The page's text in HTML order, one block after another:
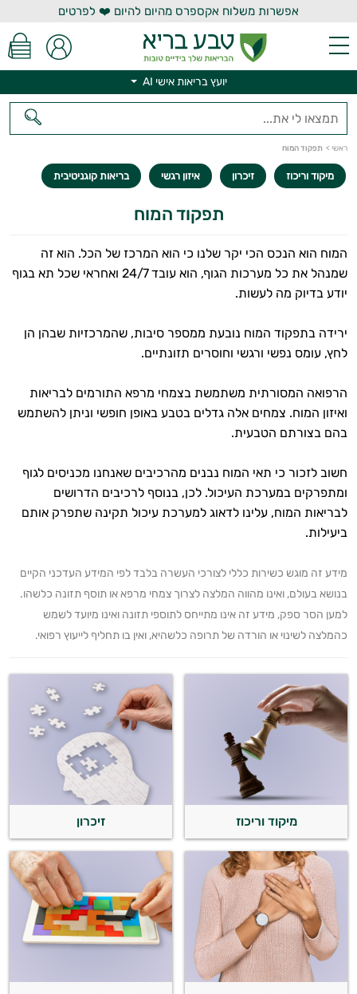
אפשרות משלוח אקספרס מהיום להיום ❤️ לפרטים
יועץ בריאות אישי AI
ראשי > תפקוד המוח
מיקוד וריכוז זיכרון איזון רגשי בריאות קוגניטיבית
תפקוד המוח
המוח הוא הנכס הכי יקר שלנו כי הוא המרכז של הכל. הוא זה
שמנהל את כל מערכות הגוף, הוא עובד 24/7 ואחראי שכל תא בגוף
יודע בדיוק מה לעשות.
ירידה בתפקוד המוח נובעת ממספר סיבות, שהמרכזיות שבהן הן
לחץ, עומס נפשי ורגשי וחוסרים תזונתיים.
הרפואה המסורתית משתמשת בצמחי מרפא התורמים לבריאות
ואיזון המוח. צמחים אלה גדלים בטבע באופן חופשי וניתן להשתמש
בהם בצורתם הטבעית.
חשוב לזכור כי תאי המוח נבנים מהרכיבים שאנחנו מכניסים לגוף
ומתפרקים במערכת העיכול. לכן, בנוסף לרכיבים הדרושים
לבריאות המוח, עלינו לדאוג למערכת עיכול תקינה שתפרק אותם
ביעילות.
מידע זה מוגש כשירות כללי לצורכי העשרה בלבד לפי המידע העדכני הקיים
בנושא בעולם, ואינו מהווה המלצה לצרוך צמחי מרפא או תוסף תזונה כלשהו.
למען הסר ספק, מידע זה אינו מתייחס לתוספי תזונה ואינו מיועד לשמש
כהמלצה לשינוי או הורדה של תרופה כלשהיא, ואין בו תחליף לייעוץ רפואי.
מיקוד וריכוז זיכרון
היי,
אני יועץ הבריאות האישי AI של טבע בריא.
התשובות שלי מבוססות על מאגרי מידע קליניים
וספרות מקצועית בתחומי הרפואה הטבעית
ותזונת הספורט.
אני כאן כדי לעזור לך להתאים את תוספי
התזונה ומוצרי הבריאות המדויקים למטרות
ולמצב הגופני שלך, ולהסביר לך אילו רכיבים
עובדים יחד כדי למקסם תוצאות גם בחיי היום
יום וגם בתחום הכושר והספורט.
המטרה שלי היא להתאים עבורך המלצות
אישיות מבוססות מדעית.
זה הזמן להתחיל. איך אוכל לעזור?